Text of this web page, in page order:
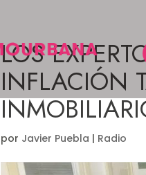
LOS
INFLACIÓN
por Javier Puebla | Radio